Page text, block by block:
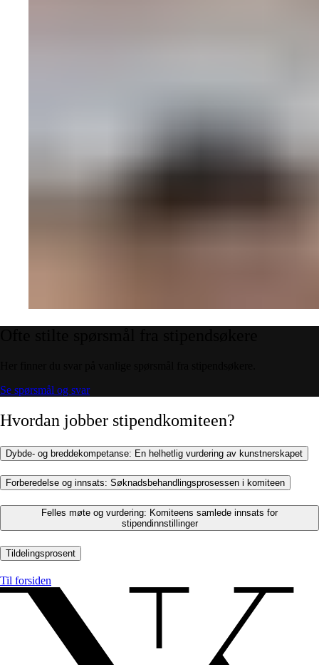
Se spørsmål og svar
Hvordan jobber stipendkomiteen?
Dybde- og breddekompetanse: En helhetlig vurdering av kunstnerskapet
Forberedelse og innsats: Søknadsbehandlingsprosessen i komiteen
Felles møte og vurdering: Komiteens samlede innsats for
stipendinnstillinger
Tildelingsprosent
Til forsiden